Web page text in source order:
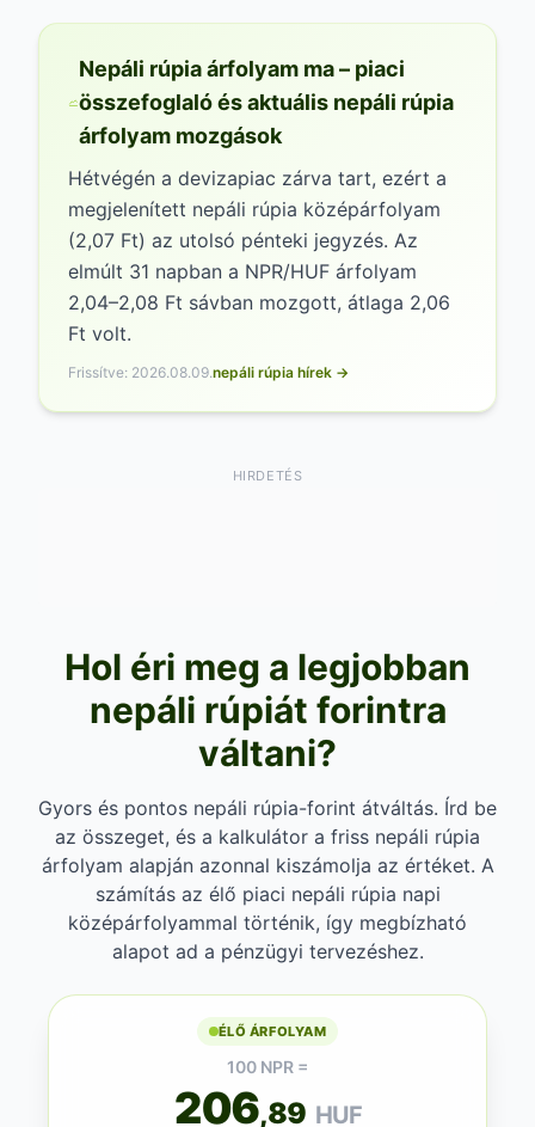
megkönnyíti a nepáli rúpia
árfolyamváltozásmértékének megértését,
segítve az utazókat abban, hogy lássák a
történelmi mély- és csúcspontokat.
Nepáli rúpia árfolyam ma – piaci
összefoglaló és aktuális nepáli rúpia
árfolyam mozgások
Hétvégén a devizapiac zárva tart, ezért a
megjelenített nepáli rúpia középárfolyam
(2,07 Ft) az utolsó pénteki jegyzés. Az
elmúlt 31 napban a NPR/HUF árfolyam
2,04–2,08 Ft sávban mozgott, átlaga 2,06
Ft volt.
Frissítve: 2026.08.09.nepáli rúpia hírek →
HIRDETÉS
Hol éri meg a legjobban
nepáli rúpiát forintra
váltani?
Gyors és pontos nepáli rúpia-forint átváltás. Írd be
az összeget, és a kalkulátor a friss nepáli rúpia
árfolyam alapján azonnal kiszámolja az értéket. A
számítás az élő piaci nepáli rúpia napi
középárfolyammal történik, így megbízható
alapot ad a pénzügyi tervezéshez.
ÉLŐ ÁRFOLYAM
100 NPR =
206,89 HUF